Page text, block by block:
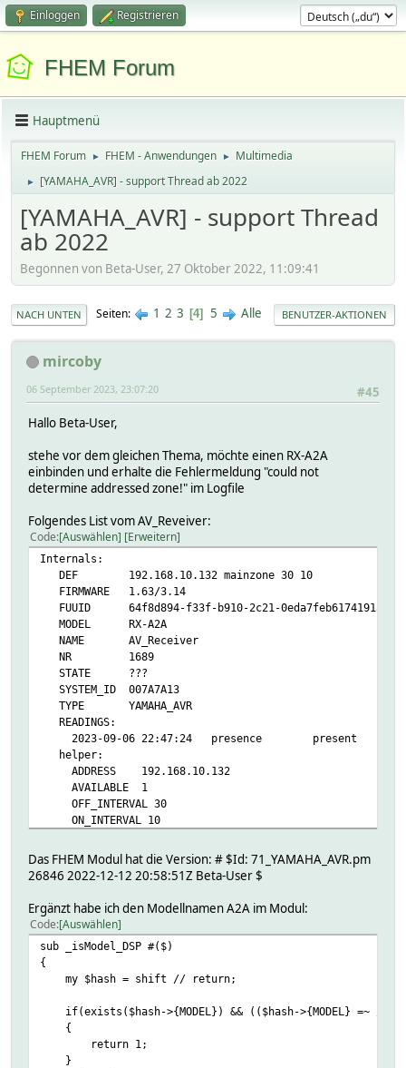
Einloggen Registrieren
FHEM Forum
Hauptmenü
FHEM Forum ► FHEM - Anwendungen ► Multimedia
► [YAMAHA_AVR] - support Thread ab 2022
[YAMAHA_AVR] - support Thread
ab 2022
Begonnen von Beta-User, 27 Oktober 2022, 11:09:41
NACH UNTEN Seiten 1 2 3 4 5 Alle BENUTZER-AKTIONEN
mircoby
#45
06 September 2023, 23:07:20
Hallo Beta-User,
stehe vor dem gleichen Thema, möchte einen RX-A2A
einbinden und erhalte die Fehlermeldung "could not
determine addressed zone!" im Logfile
Folgendes List vom AV_Reveiver:
Code Auswählen Erweitern
Internals:
DEF 192.168.10.132 mainzone 30 10
FIRMWARE 1.63/3.14
FUUID 64f8d894-f33f-b910-2c21-0eda7feb6174191a
MODEL RX-A2A
NAME AV_Receiver
NR 1689
STATE ???
SYSTEM_ID 007A7A13
TYPE YAMAHA_AVR
READINGS:
2023-09-06 22:47:24 presence present
helper:
ADDRESS 192.168.10.132
AVAILABLE 1
OFF_INTERVAL 30
ON_INTERVAL 10
SELECTED_ZONE mainzone
XML /YamahaRemoteControl/desc.xml
Attributes:
DbLogExclude .*
event-on-change-reading
event-on-update-reading
group Yamaha_AVR
model RX-A2A
room Wohnzimmer
verbose 3
volumeSmoothChange 0
Das FHEM Modul hat die Version: # $Id: 71_YAMAHA_AVR.pm
26846 2022-12-12 20:58:51Z Beta-User $
Ergänzt habe ich den Modellnamen A2A im Modul:
Code Auswählen
sub _isModel_DSP #($)
{
my $hash = shift // return;
if(exists($hash->{MODEL}) && (($hash->{MODEL} =~ /
{
return 1;
}